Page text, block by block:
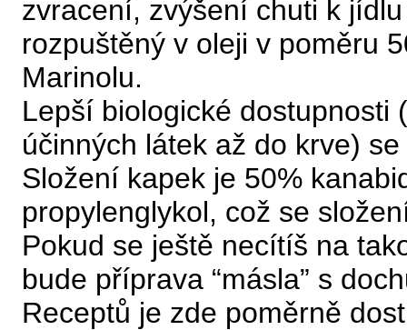
zvracení, zvýšení chuti k
rozpuštěný v oleji v poměru
Marinolu.
Lepší biologické dostupnosti
účinných látek až do krve)
Složení kapek je 50%
propylenglykol, což se
Pokud se ještě necítíš na
bude příprava “másla” s
Receptů je zde poměrně